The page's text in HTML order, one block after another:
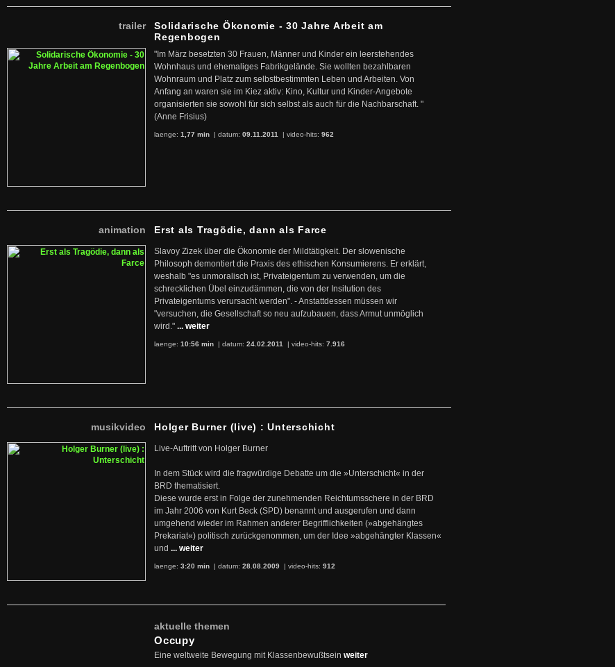
trailer
Solidarische Ökonomie - 30 Jahre Arbeit am
Regenbogen
"Im März besetzten 30 Frauen, Männer und Kinder ein leerstehendes
Wohnhaus und ehemaliges Fabrikgelände. Sie wollten bezahlbaren
Wohnraum und Platz zum selbstbestimmten Leben und Arbeiten. Von
Anfang an waren sie im Kiez aktiv: Kino, Kultur und Kinder-Angebote
organisierten sie sowohl für sich selbst als auch für die Nachbarschaft. "
(Anne Frisius)
laenge: 1,77 min | datum: 09.11.2011 | video-hits: 962
animation Erst als Tragödie, dann als Farce
Slavoy Zizek über die Ökonomie der Mildtätigkeit. Der slowenische
Philosoph demontiert die Praxis des ethischen Konsumierens. Er erklärt,
weshalb "es unmoralisch ist, Privateigentum zu verwenden, um die
schrecklichen Übel einzudämmen, die von der Insitution des
Privateigentums verursacht werden". - Anstattdessen müssen wir
"versuchen, die Gesellschaft so neu aufzubauen, dass Armut unmöglich
wird." ... weiter
laenge: 10:56 min | datum: 24.02.2011 | video-hits: 7.916
musikvideo Holger Burner (live) : Unterschicht
Live-Auftritt von Holger Burner
In dem Stück wird die fragwürdige Debatte um die »Unterschicht« in der
BRD thematisiert.
Diese wurde erst in Folge der zunehmenden Reichtumsschere in der BRD
im Jahr 2006 von Kurt Beck (SPD) benannt und ausgerufen und dann
umgehend wieder im Rahmen anderer Begrifflichkeiten (»abgehängtes
Prekariat«) politisch zurückgenommen, um der Idee »abgehängter Klassen«
und ... weiter
laenge: 3:20 min | datum: 28.08.2009 | video-hits: 912
aktuelle themen
Occupy
Eine weltweite Bewegung mit Klassenbewußtsein weiter